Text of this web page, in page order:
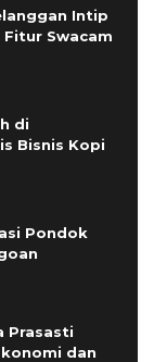
Intip
Swacam
di
Bisnis Kopi
Pondok
Prasasti
dan